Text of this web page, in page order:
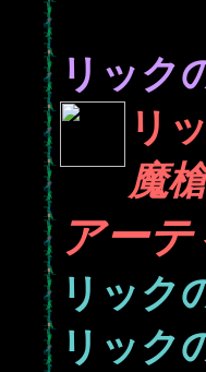
リック
リ
魔
アー
リック
リック